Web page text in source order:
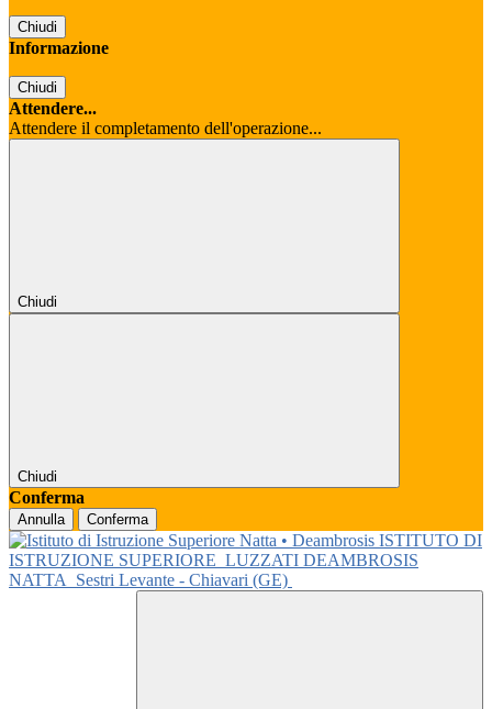
Chiudi
Informazione
Chiudi
Attendere...
Attendere il completamento dell'operazione...
Chiudi
Chiudi
Conferma
Annulla Conferma
ISTITUTO DI
ISTRUZIONE SUPERIORE LUZZATI DEAMBROSIS
NATTA
Sestri Levante - Chiavari (GE)